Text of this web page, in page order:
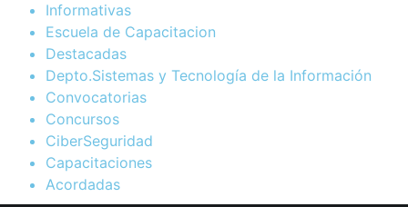
Informativas
Escuela de Capacitacion
Destacadas
Depto.Sistemas y Tecnología de la Información
Convocatorias
Concursos
CiberSeguridad
Capacitaciones
Acordadas